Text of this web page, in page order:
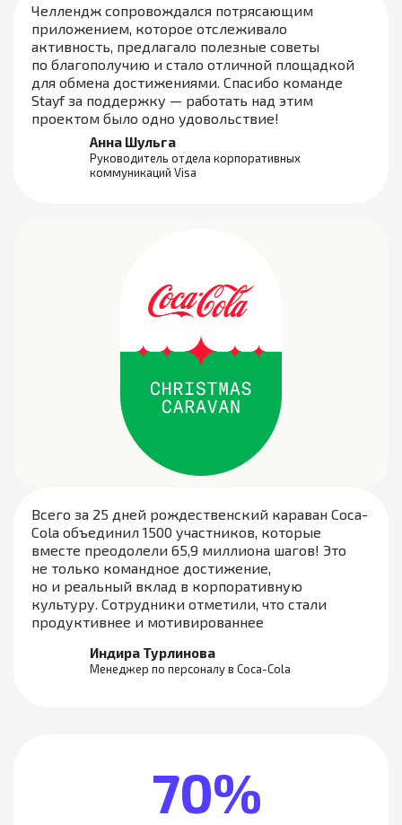
Челлендж сопровождался потрясающим
приложением, которое отслеживало
активность, предлагало полезные советы
по благополучию и стало отличной площадкой
для обмена достижениями. Спасибо команде
Stayf за поддержку — работать над этим
проектом было одно удовольствие!
Анна Шульга
Руководитель отдела корпоративных
коммуникаций Visa
Всего за 25 дней рождественский караван Coca-
Cola объединил 1500 участников, которые
вместе преодолели 65,9 миллиона шагов! Это
не только командное достижение,
но и реальный вклад в корпоративную
культуру. Сотрудники отметили, что стали
продуктивнее и мотивированнее
Индира Турлинова
Менеджер по персоналу в Coca-Cola
70%